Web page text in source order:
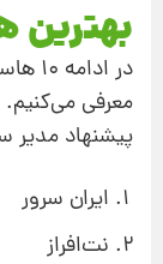
در
معرفی
پیشنهاد
ایران سرور
نت‌افراز